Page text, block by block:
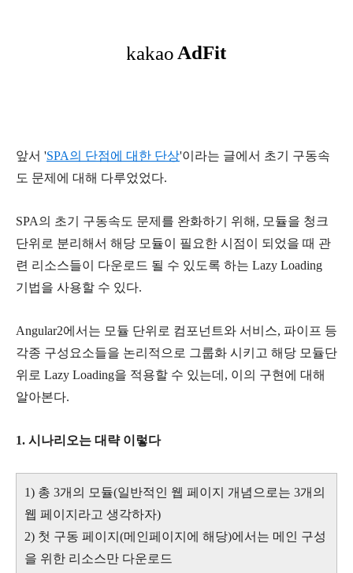
앞서 'SPA의 단점에 대한 단상'이라는 글에서 초기 구동속
도 문제에 대해 다루었었다.
SPA의 초기 구동속도 문제를 완화하기 위해, 모듈을 청크
단위로 분리해서 해당 모듈이 필요한 시점이 되었을 때 관
련 리소스들이 다운로드 될 수 있도록 하는 Lazy Loading
기법을 사용할 수 있다.
Angular2에서는 모듈 단위로 컴포넌트와 서비스, 파이프 등
각종 구성요소들을 논리적으로 그룹화 시키고 해당 모듈단
위로 Lazy Loading을 적용할 수 있는데, 이의 구현에 대해
알아본다.
1. 시나리오는 대략 이렇다
1) 총 3개의 모듈(일반적인 웹 페이지 개념으로는 3개의
웹 페이지라고 생각하자)
2) 첫 구동 페이지(메인페이지에 해당)에서는 메인 구성
을 위한 리소스만 다운로드